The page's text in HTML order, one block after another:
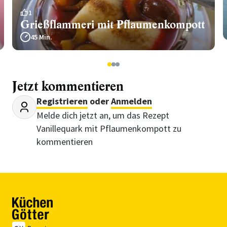
1
Grießflammeri mit Pflaumenkompott
45 Min.
123
Jetzt kommentieren
Registrieren oderAnmelden
Melde dich jetzt an, um das Rezept
Vanillequark mit Pflaumenkompott zu
kommentieren